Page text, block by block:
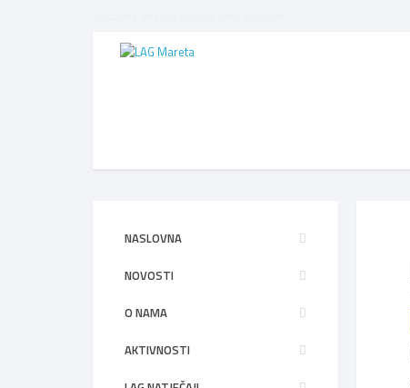
NASLOVNA
NOVOSTI
O NAMA
AKTIVNOSTI